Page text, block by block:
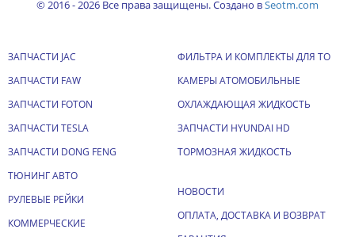
© 2016 - 2026 Все права защищены. Создано вSeotm.com
ЗАПЧАСТИ JAC
ЗАПЧАСТИ FAW
ЗАПЧАСТИ FOTON
ЗАПЧАСТИ TESLA
ЗАПЧАСТИ DONG FENG
ТЮНИНГ АВТО
РУЛЕВЫЕ РЕЙКИ
КОММЕРЧЕСКИЕ
ФИЛЬТРА И КОМПЛЕКТЫ ДЛЯ ТО
КАМЕРЫ АТОМОБИЛЬНЫЕ
ОХЛАЖДАЮЩАЯ ЖИДКОСТЬ
ЗАПЧАСТИ HYUNDAI HD
ТОРМОЗНАЯ ЖИДКОСТЬ
НОВОСТИ
ОПЛАТА, ДОСТАВКА И ВОЗВРАТ